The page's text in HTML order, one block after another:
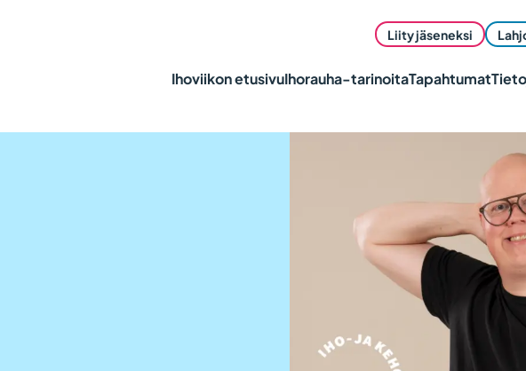
Liity jäseneksi
Ihoviikon etusivuIhorauha-tarinoitaTapahtumat